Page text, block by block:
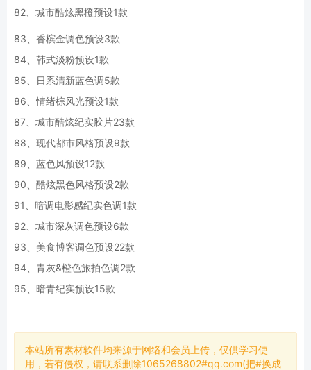
82、城市酷炫黑橙预设1款
83、香槟金调色预设3款
84、韩式淡粉预设1款
85、日系清新蓝色调5款
86、情绪棕风光预设1款
87、城市酷炫纪实胶片23款
88、现代都市风格预设9款
89、蓝色风预设12款
90、酷炫黑色风格预设2款
91、暗调电影感纪实色调1款
92、城市深灰调色预设6款
93、美食博客调色预设22款
94、青灰&橙色旅拍色调2款
95、暗青纪实预设15款
本站所有素材软件均来源于网络和会员上传，仅供学习使
用，若有侵权，请联系删除1065268802#qq.com(把#换成